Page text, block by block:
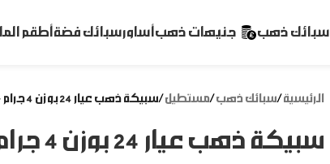
سبائك ذهب جنيهات ذهب أساورسبائك فضة أطقم
الرئيسية /سبائك ذهب /مستطيل /سبيكة ذهب عيار 24 بوزن 4 جرام – نقش شعار كأس العالم
سبيكة ذهب عيار 24 بوزن 4 جرام – نقش شعار كأس العالم